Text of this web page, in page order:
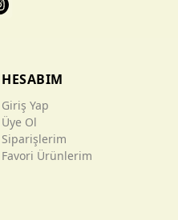
HESABIM
Giriş Yap
Üye Ol
Siparişlerim
Favori Ürünlerim